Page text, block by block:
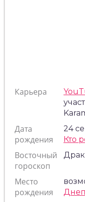
Карьера
Дата
рождения
24
Кто
Восточный
гороскоп
Место
рождения